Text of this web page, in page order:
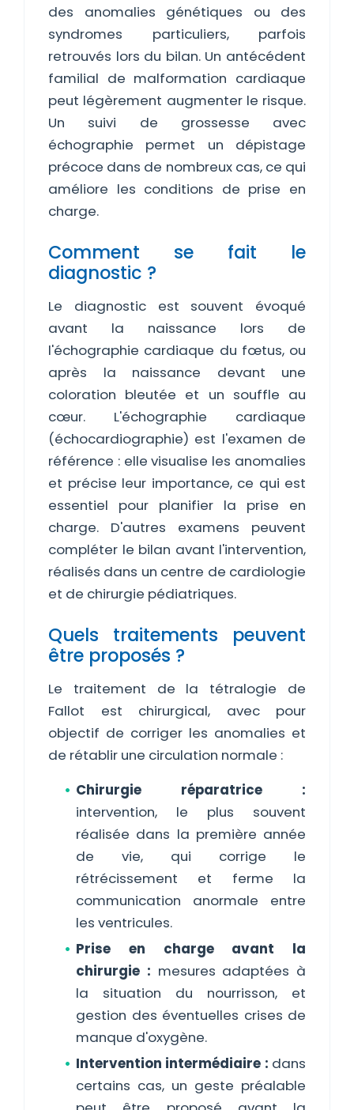
des anomalies génétiques ou des
syndromes particuliers, parfois
retrouvés lors du bilan. Un antécédent
familial de malformation cardiaque
peut légèrement augmenter le risque.
Un suivi de grossesse avec
échographie permet un dépistage
précoce dans de nombreux cas, ce qui
améliore les conditions de prise en
charge.
Comment se fait le
diagnostic ?
Le diagnostic est souvent évoqué
avant la naissance lors de
l'échographie cardiaque du fœtus, ou
après la naissance devant une
coloration bleutée et un souffle au
cœur. L'échographie cardiaque
(échocardiographie) est l'examen de
référence : elle visualise les anomalies
et précise leur importance, ce qui est
essentiel pour planifier la prise en
charge. D'autres examens peuvent
compléter le bilan avant l'intervention,
réalisés dans un centre de cardiologie
et de chirurgie pédiatriques.
Quels traitements peuvent
être proposés ?
Le traitement de la tétralogie de
Fallot est chirurgical, avec pour
objectif de corriger les anomalies et
de rétablir une circulation normale :
Chirurgie réparatrice :
intervention, le plus souvent
réalisée dans la première année
de vie, qui corrige le
rétrécissement et ferme la
communication anormale entre
les ventricules.
Prise en charge avant la
chirurgie : mesures adaptées à
la situation du nourrisson, et
gestion des éventuelles crises de
manque d'oxygène.
Intervention intermédiaire : dans
certains cas, un geste préalable